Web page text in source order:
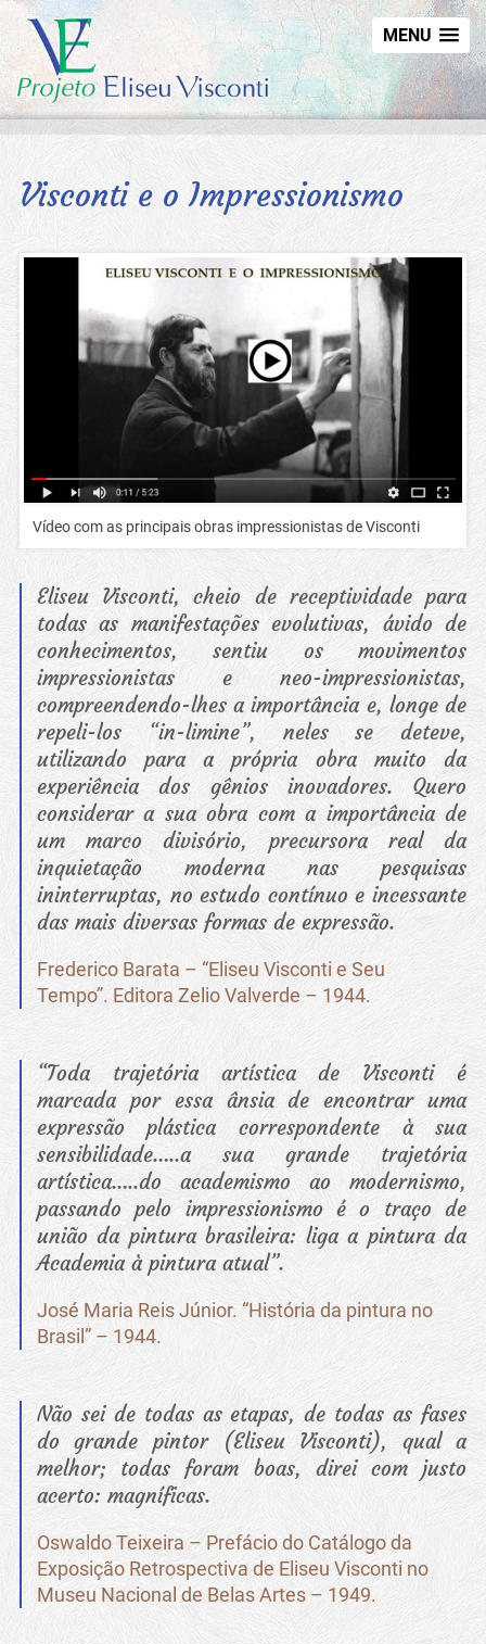
MENU
Visconti e o Impressionismo
Vídeo com as principais obras impressionistas de Visconti
Eliseu Visconti, cheio de receptividade para
todas as manifestações evolutivas, ávido de
conhecimentos, sentiu os movimentos
impressionistas e neo-impressionistas,
compreendendo-lhes a importância e, longe de
repeli-los “in-limine”, neles se deteve,
utilizando para a própria obra muito da
experiência dos gênios inovadores. Quero
considerar a sua obra com a importância de
um marco divisório, precursora real da
inquietação moderna nas pesquisas
ininterruptas, no estudo contínuo e incessante
das mais diversas formas de expressão.
Frederico Barata – “Eliseu Visconti e Seu
Tempo”. Editora Zelio Valverde – 1944.
“Toda trajetória artística de Visconti é
marcada por essa ânsia de encontrar uma
expressão plástica correspondente à sua
sensibilidade…..a sua grande trajetória
artística…..do academismo ao modernismo,
passando pelo impressionismo é o traço de
união da pintura brasileira: liga a pintura da
Academia à pintura atual”.
José Maria Reis Júnior. “História da pintura no
Brasil” – 1944.
Não sei de todas as etapas, de todas as fases
do grande pintor (Eliseu Visconti), qual a
melhor; todas foram boas, direi com justo
acerto: magníficas.
Oswaldo Teixeira – Prefácio do Catálogo da
Exposição Retrospectiva de Eliseu Visconti no
Museu Nacional de Belas Artes – 1949.